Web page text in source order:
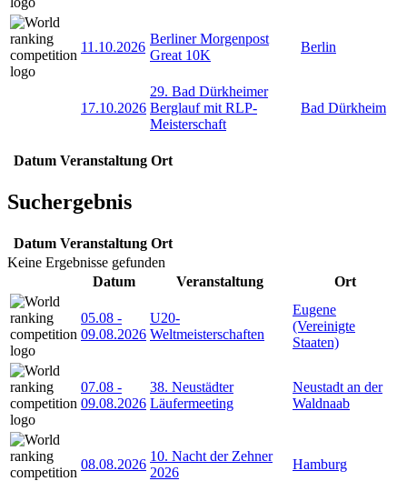
11.10.2026
Berliner Morgenpost
Great 10K
Berlin
17.10.2026
29. Bad Dürkheimer
Berglauf mit RLP-
Meisterschaft
Bad Dürkheim
Datum Veranstaltung Ort
Suchergebnis
Datum Veranstaltung Ort
Keine Ergebnisse gefunden
Datum
Veranstaltung Ort
05.08 -
09.08.2026
U20-
Weltmeisterschaften
Eugene
(Vereinigte
Staaten)
07.08 -
09.08.2026
38. Neustädter
Läufermeeting
Neustadt an der
Waldnaab
08.08.2026
10. Nacht der Zehner
2026
Hamburg